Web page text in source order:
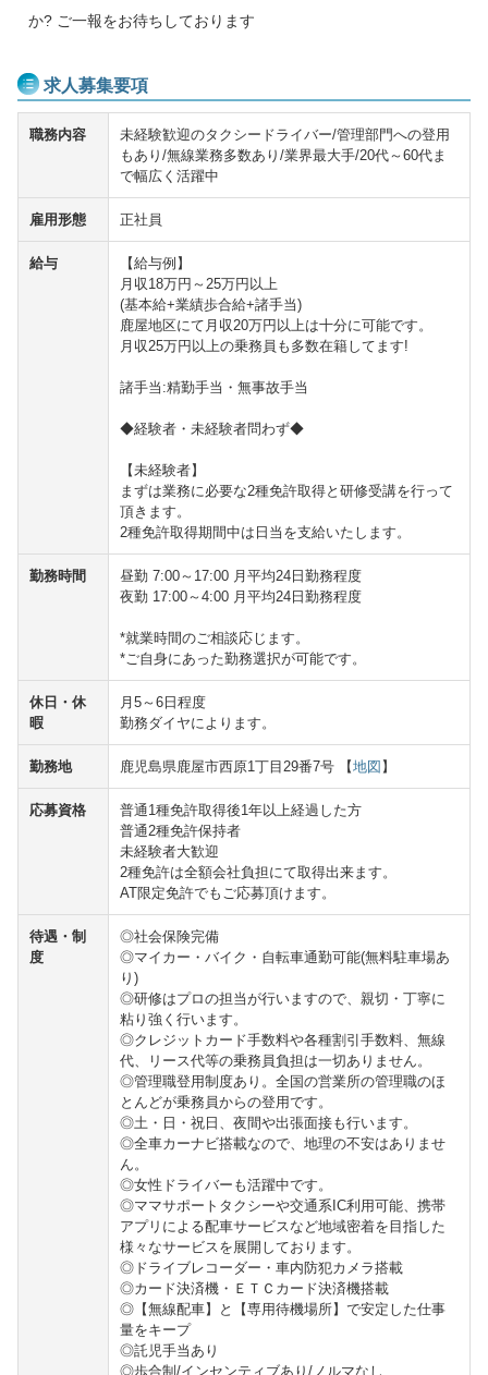
か? ご一報をお待ちしております
求人募集要項
職務内容
未経験歓迎のタクシードライバー/管理部門への登用
もあり/無線業務多数あり/業界最大手/20代～60代ま
で幅広く活躍中
雇用形態 正社員
給与
【給与例】
月収18万円～25万円以上
(基本給+業績歩合給+諸手当)
鹿屋地区にて月収20万円以上は十分に可能です。
月収25万円以上の乗務員も多数在籍してます!
諸手当:精勤手当・無事故手当
◆経験者・未経験者問わず◆
【未経験者】
まずは業務に必要な2種免許取得と研修受講を行って
頂きます。
2種免許取得期間中は日当を支給いたします。
勤務時間
昼勤 7:00～17:00 月平均24日勤務程度
夜勤 17:00～4:00 月平均24日勤務程度
*就業時間のご相談応じます。
*ご自身にあった勤務選択が可能です。
休日・休
暇
月5～6日程度
勤務ダイヤによります。
勤務地 鹿児島県鹿屋市西原1丁目29番7号 【地図】
応募資格
普通1種免許取得後1年以上経過した方
普通2種免許保持者
未経験者大歓迎
2種免許は全額会社負担にて取得出来ます。
AT限定免許でもご応募頂けます。
待遇・制
度
◎社会保険完備
◎マイカー・バイク・自転車通勤可能(無料駐車場あ
り)
◎研修はプロの担当が行いますので、親切・丁寧に
粘り強く行います。
◎クレジットカード手数料や各種割引手数料、無線
代、リース代等の乗務員負担は一切ありません。
◎管理職登用制度あり。全国の営業所の管理職のほ
とんどが乗務員からの登用です。
◎土・日・祝日、夜間や出張面接も行います。
◎全車カーナビ搭載なので、地理の不安はありませ
ん。
◎女性ドライバーも活躍中です。
◎ママサポートタクシーや交通系IC利用可能、携帯
アプリによる配車サービスなど地域密着を目指した
様々なサービスを展開しております。
◎ドライブレコーダー・車内防犯カメラ搭載
◎カード決済機・ＥＴＣカード決済機搭載
◎【無線配車】と【専用待機場所】で安定した仕事
量をキープ
◎託児手当あり
◎歩合制/インセンティブあり/ノルマなし